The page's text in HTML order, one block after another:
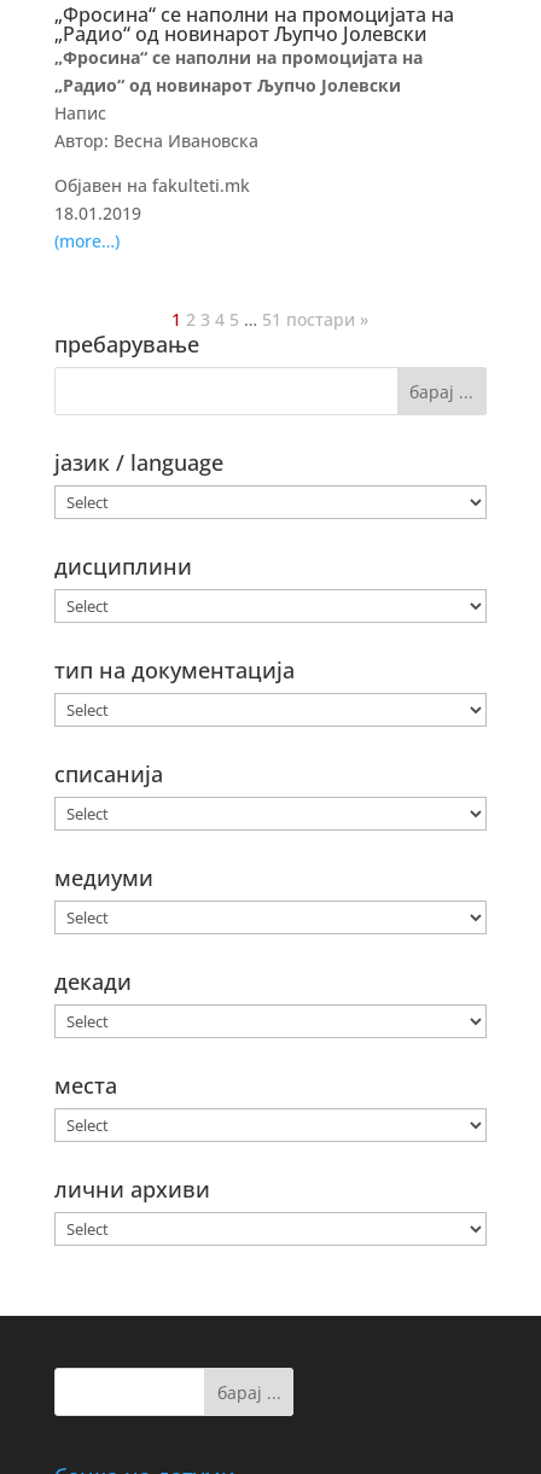
„Фросина“ се наполни на промоцијата на
„Радио“ од новинарот Љупчо Јолевски
„Фросина“ се наполни на промоцијата на
„Радио“ од новинарот Љупчо Јолевски
Напис
Автор: Весна Ивановска
Објавен на fakulteti.mk
18.01.2019
(more…)
1 2 3 4 5 … 51 постари »
пребарување
јазик / language
дисциплини
тип на документација
списанија
медиуми
декади
места
лични архиви